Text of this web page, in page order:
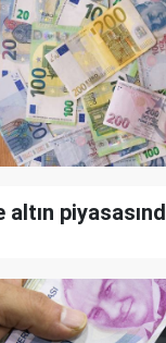
altın